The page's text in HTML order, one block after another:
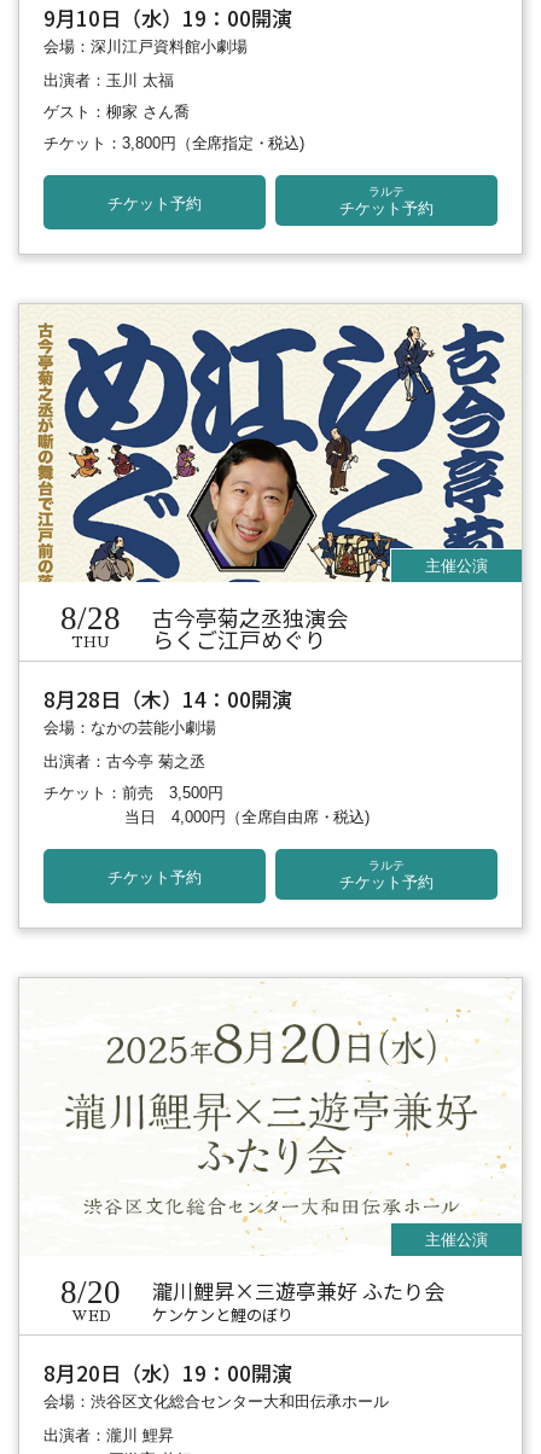
9月10日（水）19：00開演
会場：深川江戸資料館小劇場
出演者：玉川 太福
ゲスト：柳家 さん喬
チケット：3,800円 （全席指定・税込)
チケット予約
ラルテ
チケット予約
8/28
THU
古今亭菊之丞独演会
らくご江戸めぐり
8月28日（木）14：00開演
会場：なかの芸能小劇場
出演者：古今亭 菊之丞
チケット：前売 3,500円
当日 4,000円 （全席自由席・税込)
チケット予約
ラルテ
チケット予約
8/20
WED
瀧川鯉昇×三遊亭兼好 ふたり会
ケンケンと鯉のぼり
8月20日（水）19：00開演
会場：渋谷区文化総合センター大和田伝承ホール
出演者：瀧川 鯉昇